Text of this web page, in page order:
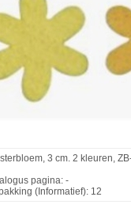
3 cm. 2 kleuren,
pagina: -
(Informatief): 12